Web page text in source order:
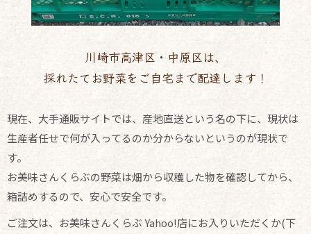
川崎市高津区・中原区は、
採れたてお野菜をご自宅まで配達します！
現在、大手通販サイトでは、産地直送という名の下に、現状は
生産者任せで何が入ってるのか分からないというのが現状で
す。
お美味さんくらぶの野菜は畑から収穫した物を確認してから、
箱詰めするので、安心で安全です。
ご注文は、お美味さんくらぶ Yahoo!店にお入りいただくか(下